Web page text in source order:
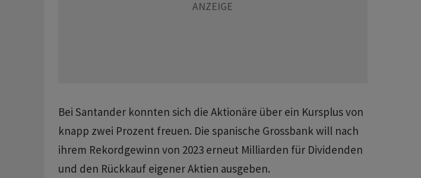
Bei Santander konnten sich die Aktionäre über ein Kursplus von
knapp zwei Prozent freuen. Die spanische Grossbank will nach
ihrem Rekordgewinn von 2023 erneut Milliarden für Dividenden
und den Rückkauf eigener Aktien ausgeben.